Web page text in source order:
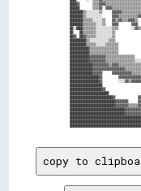
████▓▓
██████        ▒▒▒▒▓▓
████████▒▒░░░░░░░░▒▒
████████▒▒░░░░░░░░░░
████████▒▒▒▒▒▒░░░░░░▒▒
████████▒▒▒▒▒▒▒▒░░░░▒▒    ▓▓▓▓        ▓▓▓▓
██░░████▒▒▒▒▒▒▒▒░░░░░░░░░░▒▒▒▒
██    ██▒▒▒▒▒▒▒▒░░░░░░░░░░▒▒
██▓▓  ██▓▓▒▒▒▒▒▒░░░░░░░░░░▒▒
██████████▒▒░░░░░░░░░░░░▒▒▒▒
██████████▒▒▒▒▒▒░░░░░░▒▒▒▒▒▒▒▒
████████████▒▒▒▒▒▒▒▒▒▒▒▒▒▒▒▒▒▒
████████████▒▒▒▒▒▒▒▒▒▒▒▒▒▒▒▒▒▒
██████████████▓▓▓▓▓▓
██████████████████▓▓
██████████████████▓▓
████████████████████
████████████████████▓▓
████████████████████████
██████████████████████████▓▓
████████████████████████████▓▓▓▓▓▓▓▓
copy to